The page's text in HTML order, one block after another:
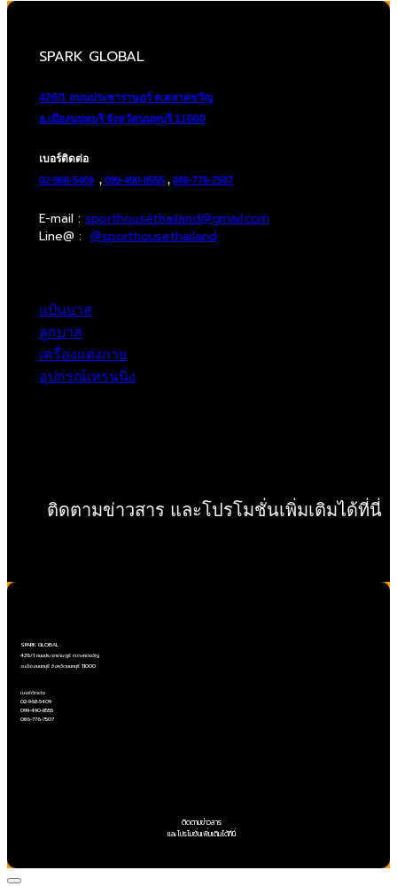
was:
is:
SPARK GLOBAL
426/1 ถนนประชาราษฎร์ ต.ตลาดขวัญ
อ.เมืองนนทบุรี จังหวัดนนทบุรี 11000
เบอร์ติดต่อ
02-968-5409 , 099-490-8555 , 086-776-7507
E-mail : sporthousethailand@gmail.com
Line@ : @sporthousethailand
แป้นบาส
ลูกบาส
เครื่องแต่งกาย
อุปกรณ์เทรนนิ่ง
ติดตามข่าวสาร และโปรโมชั่นเพิ่มเติมได้ที่นี่
SPARK GLOBAL :
426/1 ถนนประชาราษฎร์ ต.ตลาดขวัญ
อ.เมืองนนทบุรี จังหวัดนนทบุรี 11000
เบอร์ติดต่อ
02-968-5409
099-490-8555
086-776-7507
ติดตามข่าวสาร
และโปรโมชั่นเพิ่มเติมได้ที่นี่